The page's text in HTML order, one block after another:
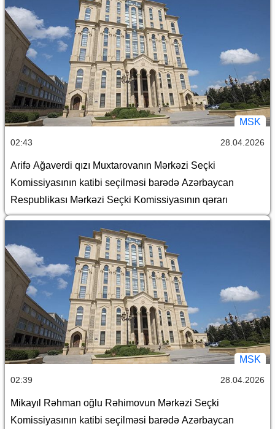
MSK
02:43 28.04.2026
Arifə Ağaverdi qızı Muxtarovanın Mərkəzi Seçki
Komissiyasının katibi seçilməsi barədə Azərbaycan
Respublikası Mərkəzi Seçki Komissiyasının qərarı
MSK
02:39 28.04.2026
Mikayıl Rəhman oğlu Rəhimovun Mərkəzi Seçki
Komissiyasının katibi seçilməsi barədə Azərbaycan